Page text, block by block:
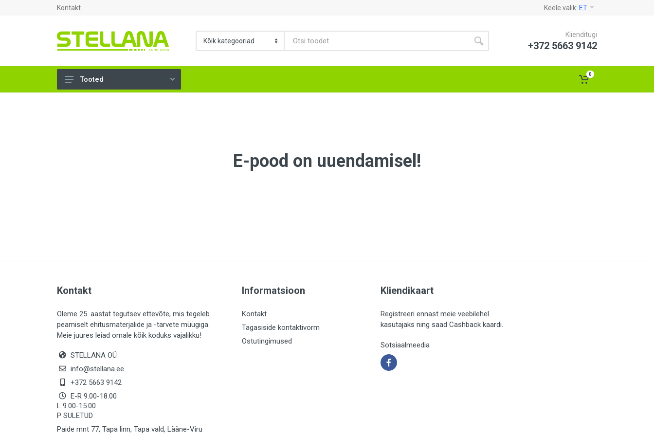
Kontakt Keele valik: ET
Klienditugi
+372 5663 9142
LIISTUD (183)
KIVID (31)
KATTED (132)
MAALRITARBED (1024)
SOOJUSTUS (16)
KEEMIA (220)
TÖÖRIIDED (117)
SAUN (8)
Tooted
0
E-pood on uuendamisel!
Kontakt
Oleme 25. aastat tegutsev ettevõte, mis tegeleb
peamiselt ehitusmaterjalide ja -tarvete müügiga.
Meie juures leiad omale kõik koduks vajalikku!
STELLANA OÜ
info@stellana.ee
+372 5663 9142
E-R 9.00-18.00
L 9.00-15.00
P SULETUD
Paide mnt 77, Tapa linn, Tapa vald, Lääne-Viru
Informatsioon
Kontakt
Tagasiside kontaktivorm
Ostutingimused
Kliendikaart
Registreeri ennast meie veebilehel
kasutajaks ning saad Cashback kaardi.
Sotsiaalmeedia